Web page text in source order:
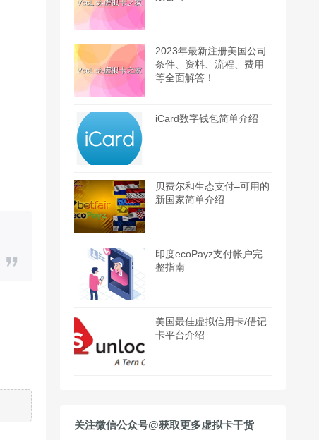
2023年最新注册美国公司
条件、资料、流程、费用
等全面解答！
iCard数字钱包简单介绍
贝费尔和生态支付–可用的
新国家简单介绍
印度ecoPayz支付帐户完
整指南
美国最佳虚拟信用卡/借记
卡平台介绍
关注微信公众号@获取更多虚拟卡干货